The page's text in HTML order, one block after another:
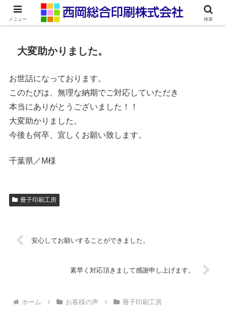
ネット印刷通販・オンデマンド印刷
大変助かりました。
お世話になっております。
このたびは、無理な納期でご対応していただき
本当にありがとうございました！！
大変助かりました。
今後も何卒、宜しくお願い致します。
千葉県／M様
冊子印刷工房
安心してお願いすることができました。
素早く対応頂きまして感謝申し上げます。
ホーム お客様の声 冊子印刷工房
メニュー 検索